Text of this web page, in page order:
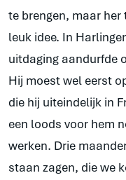
te brengen, maar her
leuk idee. In
uitdaging aandurfde
Hij moest wel eerst
die hij uiteindelijk in
een loods voor hem
werken. Drie
staan zagen, die we